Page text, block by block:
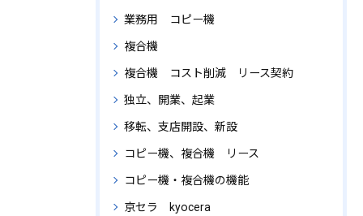
業務用 コピー機
複合機
複合機 コスト削減 リース契約
独立、開業、起業
移転、支店開設、新設
コピー機、複合機 リース
コピー機・複合機の機能
京セラ kyocera